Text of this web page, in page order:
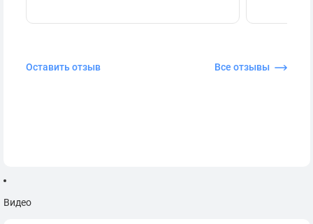
Оставить отзыв Все отзывы
Видео